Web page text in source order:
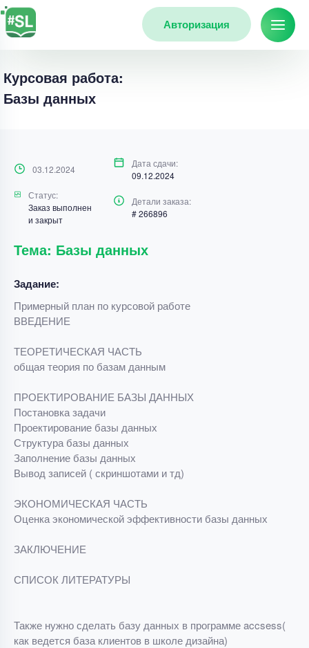
Авторизация
Курсовая работа:
Базы данных
03.12.2024
Дата сдачи:
09.12.2024
Статус:
Заказ выполнен
и закрыт
Детали заказа:
# 266896
Тема: Базы данных
Задание:
Примерный план по курсовой работе
ВВЕДЕНИЕ
ТЕОРЕТИЧЕСКАЯ ЧАСТЬ
общая теория по базам данным
ПРОЕКТИРОВАНИЕ БАЗЫ ДАННЫХ
Постановка задачи
Проектирование базы данных
Структура базы данных
Заполнение базы данных
Вывод записей ( скриншотами и тд)
ЭКОНОМИЧЕСКАЯ ЧАСТЬ
Оценка экономической эффективности базы данных
ЗАКЛЮЧЕНИЕ
СПИСОК ЛИТЕРАТУРЫ
Также нужно сделать базу данных в программе accsess(
как ведется база клиентов в школе дизайна)